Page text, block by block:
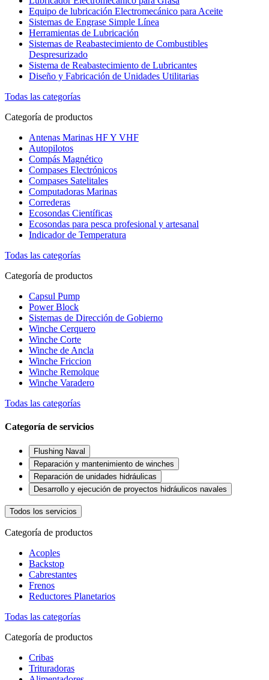
Equipo de lubricación Electromecánico para Aceite
Sistemas de Engrase Simple Línea
Herramientas de Lubricación
Sistemas de Reabastecimiento de Combustibles
Despresurizado
Sistema de Reabastecimiento de Lubricantes
Diseño y Fabricación de Unidades Utilitarias
Todas las categorías
Categoría de productos
Antenas Marinas HF Y VHF
Autopilotos
Compás Magnético
Compases Electrónicos
Compases Satelitales
Computadoras Marinas
Correderas
Ecosondas Científicas
Ecosondas para pesca profesional y artesanal
Indicador de Temperatura
Todas las categorías
Categoría de productos
Capsul Pump
Power Block
Sistemas de Dirección de Gobierno
Winche Cerquero
Winche Corte
Winche de Ancla
Winche Friccion
Winche Remolque
Winche Varadero
Todas las categorías
Categoría de servicios
Flushing Naval
Reparación y mantenimiento de winches
Reparación de unidades hidráulicas
Desarrollo y ejecución de proyectos hidráulicos navales
Todos los servicios
Categoría de productos
Acoples
Backstop
Cabrestantes
Frenos
Reductores Planetarios
Todas las categorías
Categoría de productos
Cribas
Trituradoras